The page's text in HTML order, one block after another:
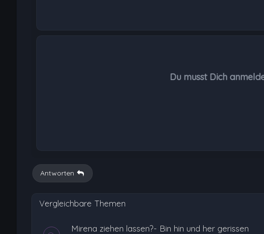
Du musst Dich
Antworten
Vergleichbare Themen
Mirena ziehen lassen?- Bin hin und her gerissen